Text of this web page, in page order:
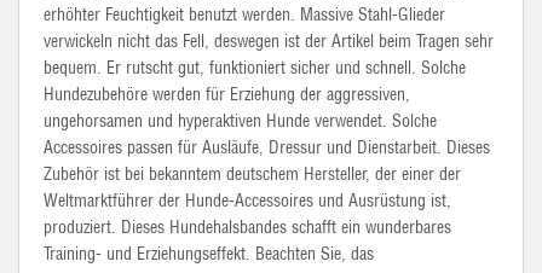
erhöhter Feuchtigkeit benutzt werden. Massive Stahl-Glieder
verwickeln nicht das Fell, deswegen ist der Artikel beim Tragen sehr
bequem. Er rutscht gut, funktioniert sicher und schnell. Solche
Hundezubehöre werden für Erziehung der aggressiven,
ungehorsamen und hyperaktiven Hunde verwendet. Solche
Accessoires passen für Ausläufe, Dressur und Dienstarbeit. Dieses
Zubehör ist bei bekanntem deutschem Hersteller, der einer der
Weltmarktführer der Hunde-Accessoires und Ausrüstung ist,
produziert. Dieses Hundehalsbandes schafft ein wunderbares
Training- und Erziehungseffekt. Beachten Sie, das